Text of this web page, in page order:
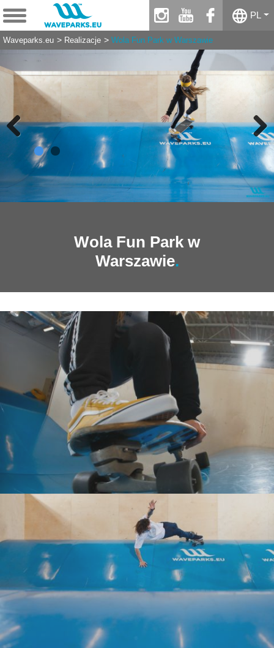
PL
Waveparks.eu Realizacje Wola Fun Park w Warszawie
Previous Next
Wola Fun Park w
Warszawie